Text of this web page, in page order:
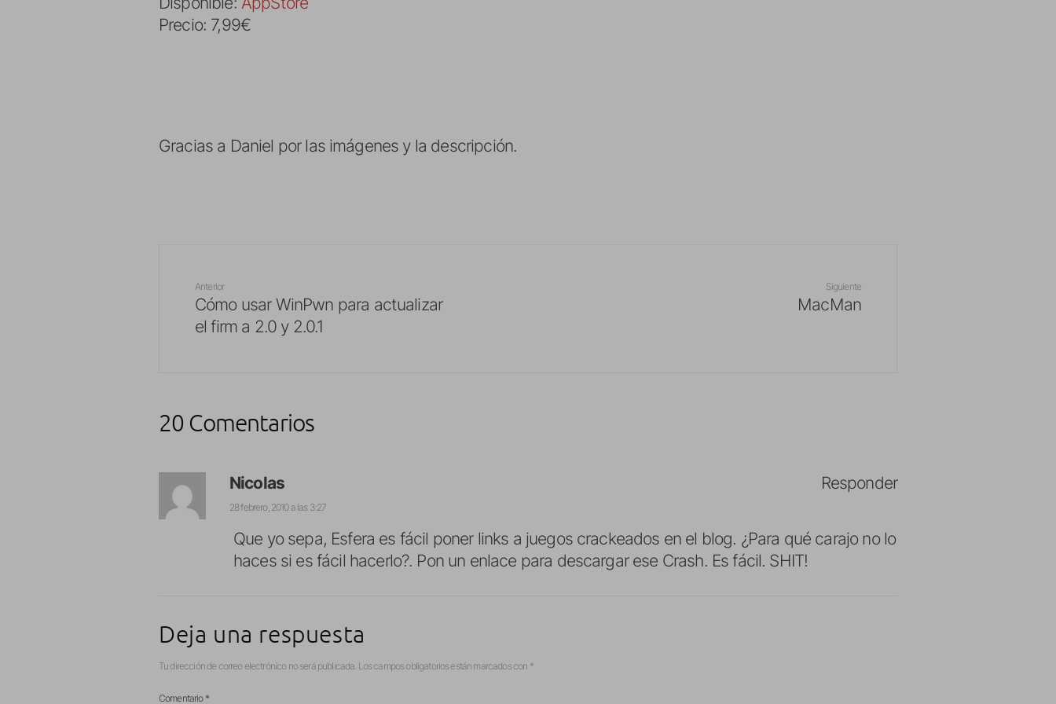
Precio: 7,99€
Gracias a Daniel por las imágenes y la descripción.
Anterior
Cómo usar WinPwn para actualizar
el firm a 2.0 y 2.0.1
Siguiente
MacMan
20 Comentarios
Nicolas
28 febrero, 2010 a las 3:27
Que yo sepa, Esfera es fácil poner links a juegos crackeados en el blog. ¿Para qué carajo no lo
haces si es fácil hacerlo?. Pon un enlace para descargar ese Crash. Es fácil. SHIT!
Responder
Deja una respuesta
Tu dirección de correo electrónico no será publicada. Los campos obligatorios están marcados con *
Comentario *